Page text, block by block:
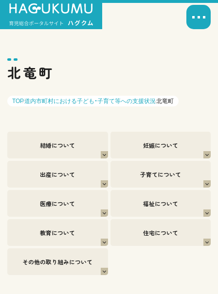
北竜町
TOP道内市町村における子ども・子育て等への支援状況北竜町
結婚について 妊娠について
出産について 子育てについて
医療について 福祉について
教育について 住宅について
その他の取り組みについて